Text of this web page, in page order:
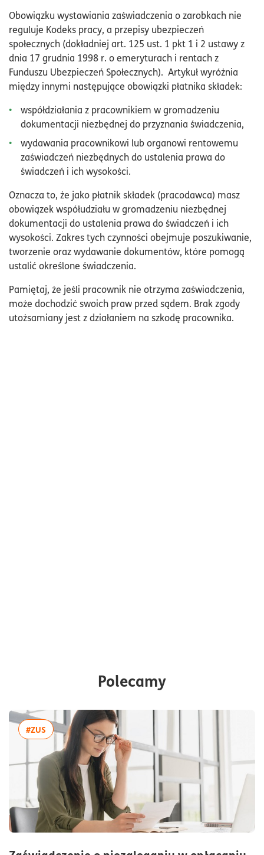
Obowiązku wystawiania zaświadczenia o zarobkach nie
reguluje Kodeks pracy, a przepisy ubezpieczeń
społecznych (dokładniej art. 125 ust. 1 pkt 1 i 2 ustawy z
dnia 17 grudnia 1998 r. o emeryturach i rentach z
Funduszu Ubezpieczeń Społecznych). Artykuł wyróżnia
między innymi następujące obowiązki płatnika składek:
współdziałania z pracownikiem w gromadzeniu
dokumentacji niezbędnej do przyznania świadczenia,
wydawania pracownikowi lub organowi rentowemu
zaświadczeń niezbędnych do ustalenia prawa do
świadczeń i ich wysokości.
Oznacza to, że jako płatnik składek (pracodawca) masz
obowiązek współudziału w gromadzeniu niezbędnej
dokumentacji do ustalenia prawa do świadczeń i ich
wysokości. Zakres tych czynności obejmuje poszukiwanie,
tworzenie oraz wydawanie dokumentów, które pomogą
ustalić określone świadczenia.
Pamiętaj, że jeśli pracownik nie otrzyma zaświadczenia,
może dochodzić swoich praw przed sądem. Brak zgody
utożsamiany jest z działaniem na szkodę pracownika.
Polecamy
#ZUS więcej artykułów z tagiem:#ZUS